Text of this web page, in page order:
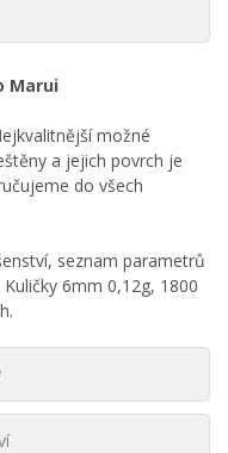
Marui
možné
a jejich povrch je
do všech
seznam parametrů
6mm 0,12g, 1800